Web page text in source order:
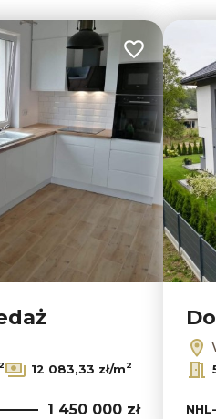
Dodaj do
2 12 083,33 zł/m2
1 450 000 zł